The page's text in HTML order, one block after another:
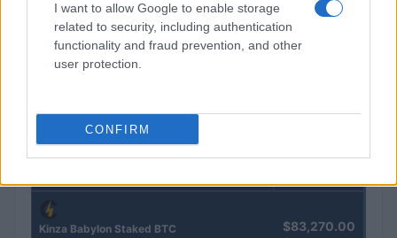
I want to allow Google to enable storage
related to security, including authentication
functionality and fraud prevention, and other
user protection.
CONFIRM
Grandes investidores compram Bitcoin, Ethereum e Cardano
durante correção
Bruno Costa · 6 ago 2026
COTAÇÕES CRYPTO
Kinza Babylon Staked BTC $83,270.00